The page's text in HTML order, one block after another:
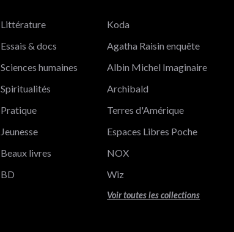
Littérature
Essais & docs
Sciences humaines
Spiritualités
Pratique
Jeunesse
Beaux livres
BD
Koda
Agatha Raisin enquête
Albin Michel Imaginaire
Archibald
Terres d'Amérique
Espaces Libres Poche
NOX
Wiz
Voir toutes les collections